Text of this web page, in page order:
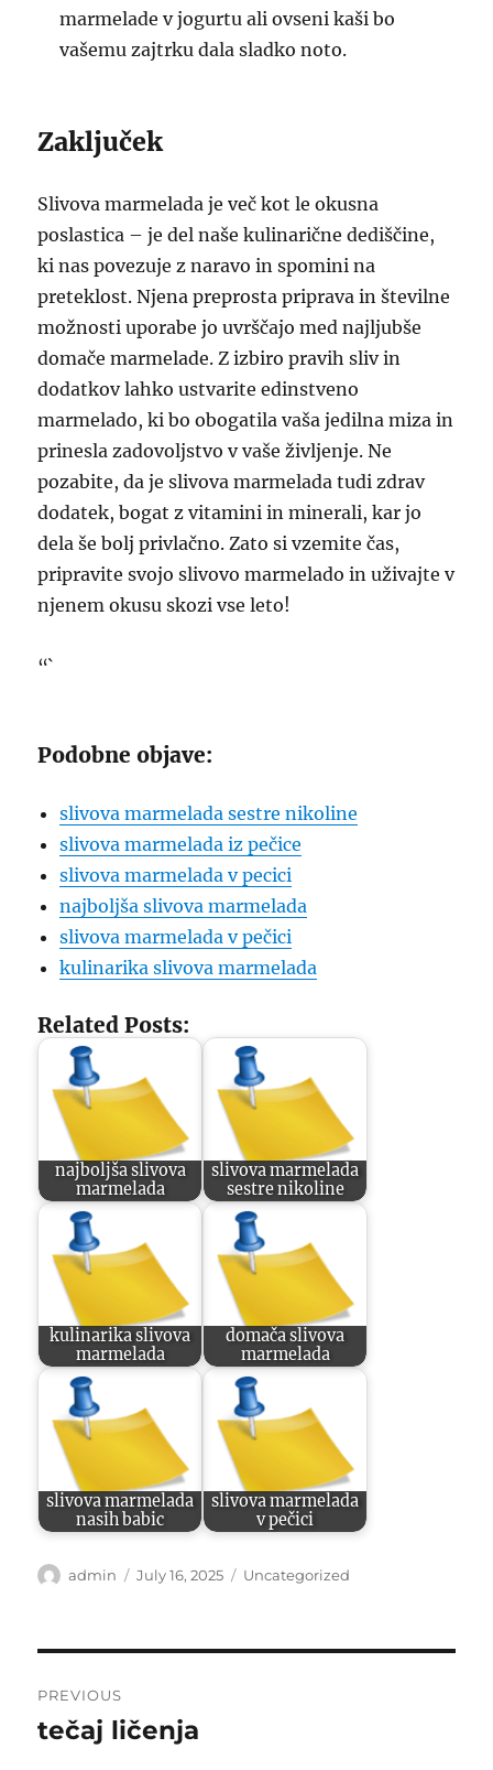
marmelade v jogurtu ali ovseni kaši bo
vašemu zajtrku dala sladko noto.
Zaključek
Slivova marmelada je več kot le okusna
poslastica – je del naše kulinarične dediščine,
ki nas povezuje z naravo in spomini na
preteklost. Njena preprosta priprava in številne
možnosti uporabe jo uvrščajo med najljubše
domače marmelade. Z izbiro pravih sliv in
dodatkov lahko ustvarite edinstveno
marmelado, ki bo obogatila vaša jedilna miza in
prinesla zadovoljstvo v vaše življenje. Ne
pozabite, da je slivova marmelada tudi zdrav
dodatek, bogat z vitamini in minerali, kar jo
dela še bolj privlačno. Zato si vzemite čas,
pripravite svojo slivovo marmelado in uživajte v
njenem okusu skozi vse leto!
“`
Podobne objave:
slivova marmelada sestre nikoline
slivova marmelada iz pečice
slivova marmelada v pecici
najboljša slivova marmelada
slivova marmelada v pečici
kulinarika slivova marmelada
Related Posts:
najboljša slivova
marmelada
slivova marmelada
sestre nikoline
kulinarika slivova
marmelada
domača slivova
marmelada
slivova marmelada
nasih babic
slivova marmelada
v pečici
Author
admin
Posted
July 16, 2025 Categories
Uncategorized
navigation
PREVIOUS
Previous
tečaj ličenja